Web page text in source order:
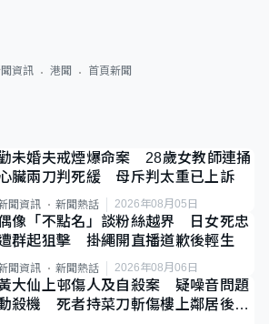
資訊 港聞 首頁新聞
未婚夫戒煙爆命案 28歲女教師連捅
臟兩刀判死緩 母斥判太重已上訴
聞資訊 新聞熱話 2026年08月05日
像「不點名」談粉絲越界 日女死忠
群起狙擊 掛繩開直播道歉後輕生
聞資訊 新聞熱話 2026年08月06日
大仙上邨傷人及自殺案 疑噪音問題
殺機 死者持菜刀斬傷樓上鄰居後墮